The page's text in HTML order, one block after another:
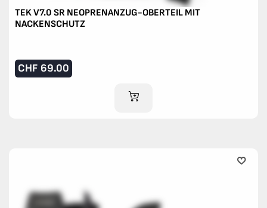
TEK V7.0 SR NEOPRENANZUG-OBERTEIL MIT
NACKENSCHUTZ
CHF 69.00
IM WARENKORB